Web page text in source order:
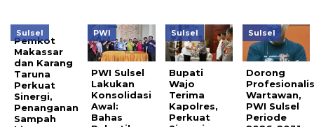
Sulsel
Pemkot
Makassar
dan Karang
Taruna
Perkuat
Sinergi,
Penanganan
Sampah
PWI
PWI Sulsel
Lakukan
Konsolidasi
Awal:
Bahas
Sulsel
Bupati
Wajo
Terima
Kapolres,
Perkuat
Sulsel
Dorong
Wartawan,
PWI Sulsel
Periode